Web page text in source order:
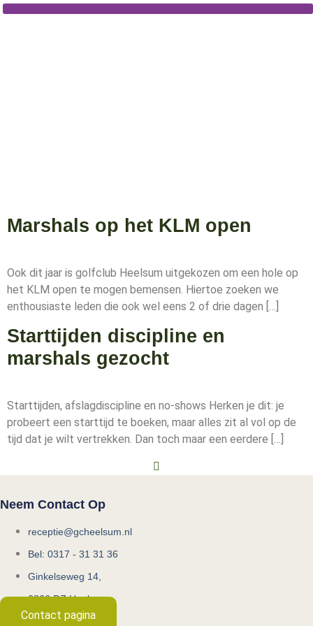
Ga
Marshals op het KLM open
Ook dit jaar is golfclub Heelsum uitgekozen om een hole op
het KLM open te mogen bemensen. Hiertoe zoeken we
enthousiaste leden die ook wel eens 2 of drie dagen […]
Starttijden discipline en
marshals gezocht
Starttijden, afslagdiscipline en no-shows Herken je dit: je
probeert een starttijd te boeken, maar alles zit al vol op de
tijd dat je wilt vertrekken. Dan toch maar een eerdere […]
Neem Contact Op
receptie@gcheelsum.nl
Bel: 0317 - 31 31 36
Ginkelseweg 14,
6866 DZ Heelsum
Contact pagina